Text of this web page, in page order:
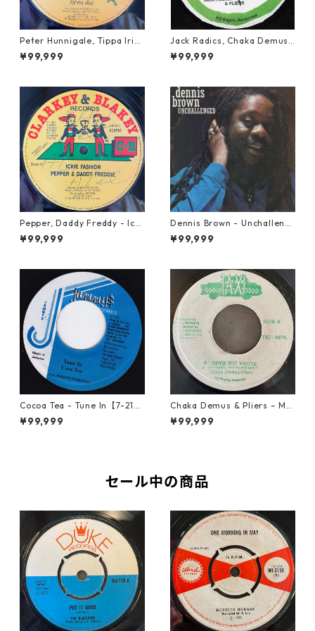
Peter Hunnigale, Tippa Irie
- Raggamuffin Girl【12-50
045】
¥99,999
Jack Radics, Chaka Demus
& Pliers - Twist And Shout
【7-21830】
¥99,999
Pepper, Daddy Freddy - Icki
e Fashion【12-50044】
¥99,999
Dennis Brown - Unchalleng
ed【LP-70046】
¥99,999
Cocoa Tea - Tune In【7-2187
2】
¥99,999
Chaka Demus & Pliers – Mu
rder She Wrote【7-21777】
¥99,999
セール中の商品